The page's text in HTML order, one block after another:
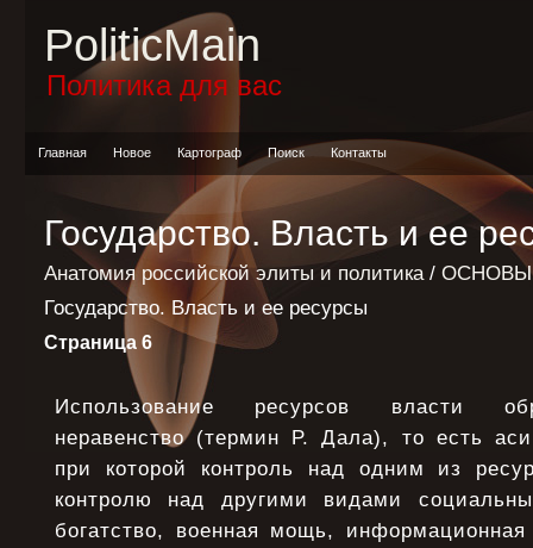
PoliticMain
Политика для вас
Главная Новое Картограф Поиск Контакты
Государство. Власть и ее
Анатомия российской элиты и политика/ ОСНОВЫ
Государство. Власть и ее ресурсы
Страница 6
Использование ресурсов власти
неравенство (термин Р. Дала), то есть
при которой контроль над одним из
контролю над другими видами
богатство, военная мощь,